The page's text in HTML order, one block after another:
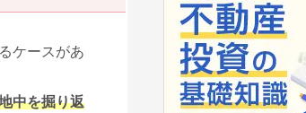
ケースがあ
中を掘り返